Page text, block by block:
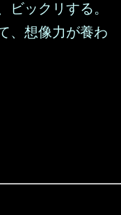
ビックリする。
、想像力が養わ